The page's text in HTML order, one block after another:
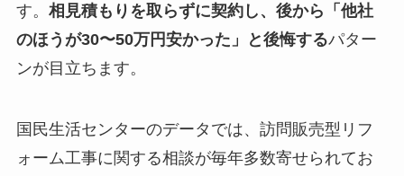
す。 相見積もりを取らずに契約し、後から「他社
のほうが30〜50万円安かった」と後悔するパター
ンが目立ちます。
国民生活センターのデータでは、訪問販売型リフ
ォーム工事に関する相談が毎年多数寄せられてお